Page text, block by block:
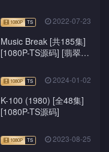
2022-07-23
Music Break [共185集]
[1080P-TS源码] [翡翠
2024-01-02
K-100 (1980) [全48集]
[1080P-TS源码]
2023-08-25